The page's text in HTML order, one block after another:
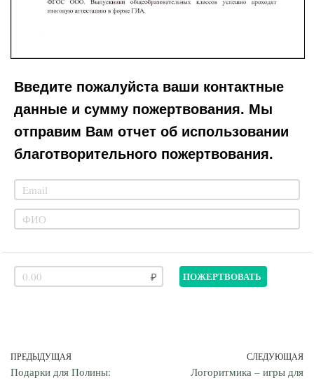
Введите пожалуйста ваши контактные
данные и сумму пожертвования. Мы
отправим Вам отчет об использовании
благотворительного пожертвования.
ПОЖЕРТВОВАТЬ
ПРЕДЫДУЩАЯ
Подарки для Полины:
СЛЕДУЮЩАЯ
Логоритмика – игры для